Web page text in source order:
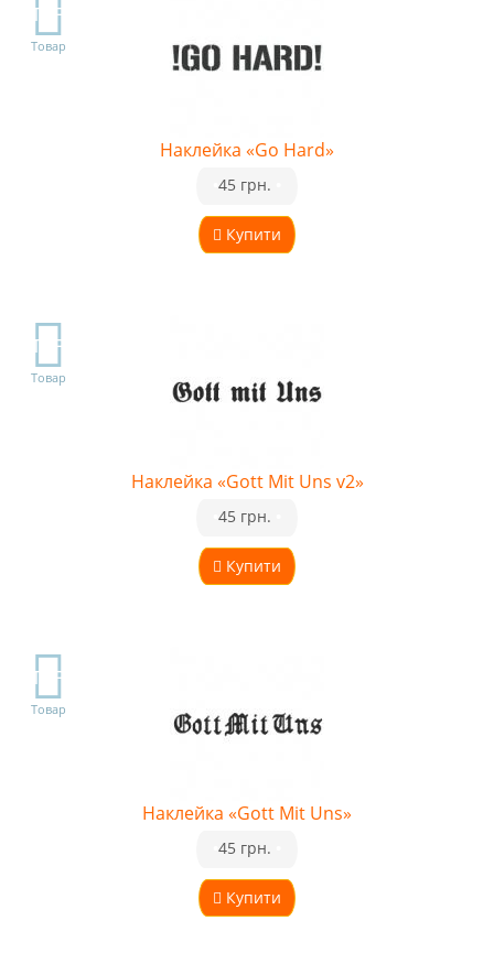
TOP
Товар
Наклейка «Go Hard»
Купити
45 грн.
TOP
Товар
Наклейка «Gott Mit Uns v2»
Купити
45 грн.
TOP
Товар
Наклейка «Gott Mit Uns»
Купити
45 грн.